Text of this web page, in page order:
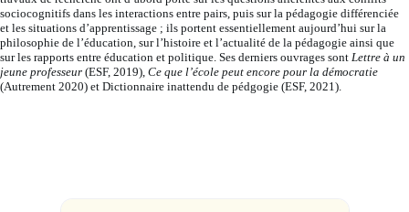
sociocognitifs dans les interactions entre pairs, puis sur la pédagogie différenciée
et les situations d’apprentissage ; ils portent essentiellement aujourd’hui sur la
philosophie de l’éducation, sur l’histoire et l’actualité de la pédagogie ainsi que
sur les rapports entre éducation et politique. Ses derniers ouvrages sont Lettre à un
jeune professeur (ESF, 2019), Ce que l’école peut encore pour la démocratie
(Autrement 2020) et Dictionnaire inattendu de pédgogie (ESF, 2021).